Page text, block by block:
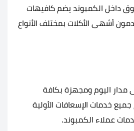
داخل الكمبوند يضم كافيهات
أشهى الأكلات بمختلف الأنواع
مدار اليوم ومجهزة بكافة
خدمات الإسعافات الأولية
عملاء الكمبوند.